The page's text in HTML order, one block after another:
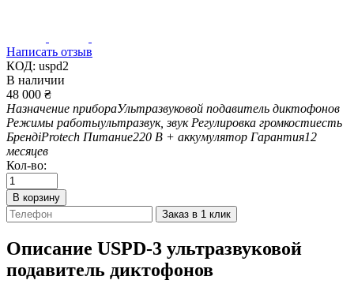
Написать отзыв
КОД: uspd2
В наличии
48 000 ₴
Назначение прибораУльтразвуковой подавитель диктофонов
Режимы работыультразвук, звук Регулировка громкостиесть
БрендiProtech Питание220 В + аккумулятор Гарантия12
месяцев
Кол-во:
В корзину
Заказ в 1 клик
Описание USPD-3 ультразвуковой
подавитель диктофонов